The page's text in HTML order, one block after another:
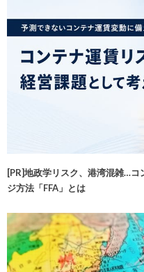
[PR]地政学リスク、港湾混雑…コ
ジ方法「FFA」とは